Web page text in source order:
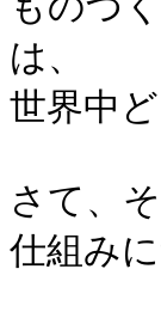
は、
世界中
さて、
仕組みに